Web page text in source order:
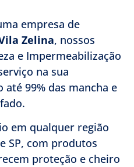
empresa de
Zelina, nossos
e Impermeabilização
na sua
99% das mancha e
em qualquer região
SP, com produtos
proteção e cheiro